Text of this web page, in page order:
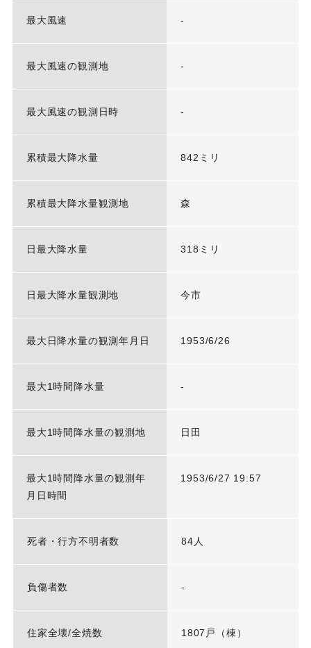
最大風速 -
最大風速の観測地 -
最大風速の観測日時 -
累積最大降水量 842ミリ
累積最大降水量観測地 森
日最大降水量 318ミリ
日最大降水量観測地 今市
最大日降水量の観測年月日 1953/6/26
最大1時間降水量 -
最大1時間降水量の観測地 日田
最大1時間降水量の観測年
月日時間
1953/6/27 19:57
死者・行方不明者数 84人
負傷者数 -
住家全壊/全焼数 1807戸（棟）